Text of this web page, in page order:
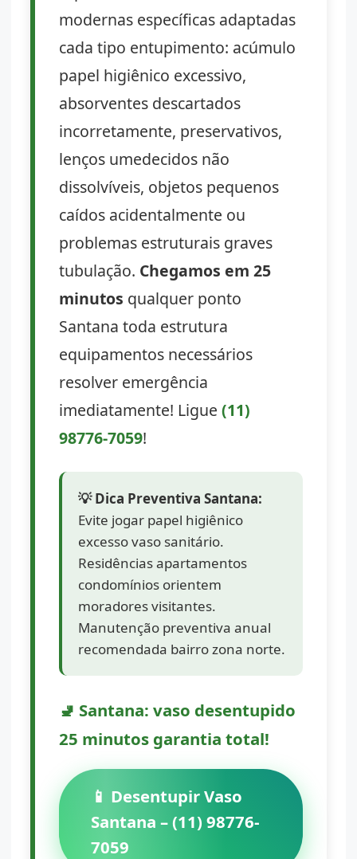
modernas específicas adaptadas
cada tipo entupimento: acúmulo
papel higiênico excessivo,
absorventes descartados
incorretamente, preservativos,
lenços umedecidos não
dissolvíveis, objetos pequenos
caídos acidentalmente ou
problemas estruturais graves
tubulação. Chegamos em 25
minutos qualquer ponto
Santana toda estrutura
equipamentos necessários
resolver emergência
imediatamente! Ligue(11)
98776-7059!
💡 Dica Preventiva Santana:
Evite jogar papel higiênico
excesso vaso sanitário.
Residências apartamentos
condomínios orientem
moradores visitantes.
Manutenção preventiva anual
recomendada bairro zona norte.
🚽 Santana: vaso desentupido
25 minutos garantia total!
📱 Desentupir Vaso
Santana – (11) 98776-
7059